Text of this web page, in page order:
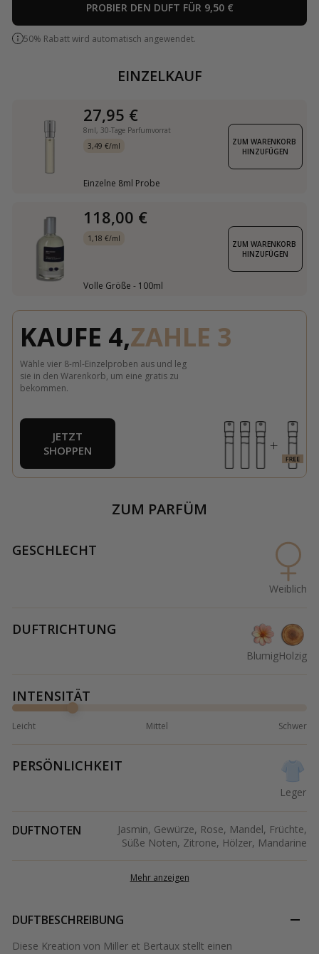
PROBIER DEN DUFT FÜR 9,50 €
50% Rabatt wird automatisch angewendet.
EINZELKAUF
27,95 €
8ml, 30-Tage Parfumvorrat
3,49 €/ml
Einzelne 8ml Probe
ZUM WARENKORB
HINZUFÜGEN
118,00 €
1,18 €/ml
Volle Größe - 100ml
ZUM WARENKORB
HINZUFÜGEN
KAUFE 4,ZAHLE 3
Wähle vier 8-ml-Einzelproben aus und leg
sie in den Warenkorb, um eine gratis zu
bekommen.
JETZT
SHOPPEN
ZUM PARFÜM
GESCHLECHT
Weiblich
DUFTRICHTUNG
BlumigHolzig
INTENSITÄT
Leicht Mittel Schwer
PERSÖNLICHKEIT
Leger
DUFTNOTEN
Jasmin, Gewürze, Rose, Mandel, Früchte,
Süße Noten, Zitrone, Hölzer, Mandarine
Mehr anzeigen
DUFTBESCHREIBUNG
Diese Kreation von Miller et Bertaux stellt einen